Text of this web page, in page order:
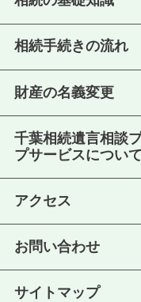
相続手続きの流れ
財産の名義変更
千葉相続遺言相談
プサービスについて
アクセス
お問い合わせ
サイトマップ